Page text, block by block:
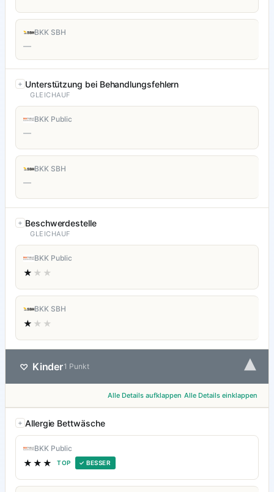
BKK SBH
—
Unterstützung bei Behandlungsfehlern
GLEICHAUF
BKK Public
—
BKK SBH
—
Beschwerdestelle
GLEICHAUF
BKK Public
★ ★★
BKK SBH
★ ★★
♡ Kinder1 Punkt ▾
Alle Details aufklappen Alle Details einklappen
Allergie Bettwäsche
BKK Public
★★★ TOP ✓ BESSER